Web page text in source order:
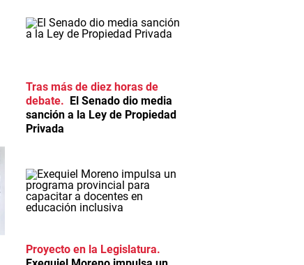
Tras más de diez horas de
debate
El Senado dio media
sanción a la Ley de Propiedad
Privada
Proyecto en la Legislatura